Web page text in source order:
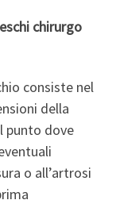
chirurgo
consiste nel
della
punto dove
o all’artrosi